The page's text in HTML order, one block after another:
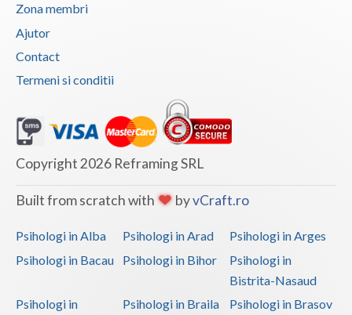
Psihoterapie - Interventie psihoterapeutica in ... (1)
Psihoterapie - Interventie psihoterapeutica in ... (1)
Psihoterapie - Interventie psihoterapeutica in ... (1)
Psihoterapie - Interventie psihoterapeutica in ... (1)
Psihoterapie suportiva (1)
Psihoterapie- Interventie psihoterapeutica in b... (1)
Zona membri
Ajutor
Contact
Termeni si conditii
Copyright 2026 Reframing SRL
Built from scratch with byvCraft.ro
Psihologi in Alba Psihologi in Arad
Psihologi in Arges
Psihologi in Bacau
Psihologi in Bihor
Psihologi in
Bistrita-Nasaud
Psihologi in
Psihologi in Braila
Psihologi in Brasov